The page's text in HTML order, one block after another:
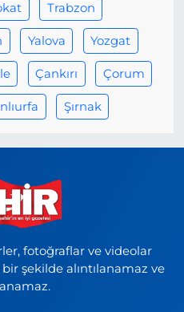
Trabzon
Yalova Yozgat
Çankırı Çorum
Şırnak
fotoğraflar ve videolar
şekilde alıntılanamaz ve